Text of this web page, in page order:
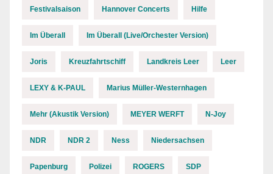
Festivalsaison Hannover Concerts Hilfe
Im Überall Im Überall (Live/Orchester Version)
Joris Kreuzfahrtschiff Landkreis Leer Leer
LEXY & K-PAUL Marius Müller-Westernhagen
Mehr (Akustik Version) MEYER WERFT N-Joy
NDR NDR 2 Ness Niedersachsen
Papenburg Polizei ROGERS SDP